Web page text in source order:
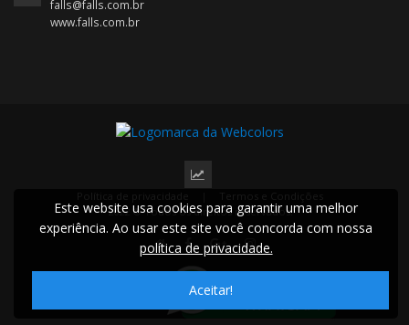
falls@falls.com.br
www.falls.com.br
2022 © Todos os direitos reservados.
Este website usa cookies para garantir uma melhor
experiência. Ao usar este site você concorda com nossa
política de privacidade.
Aceitar!